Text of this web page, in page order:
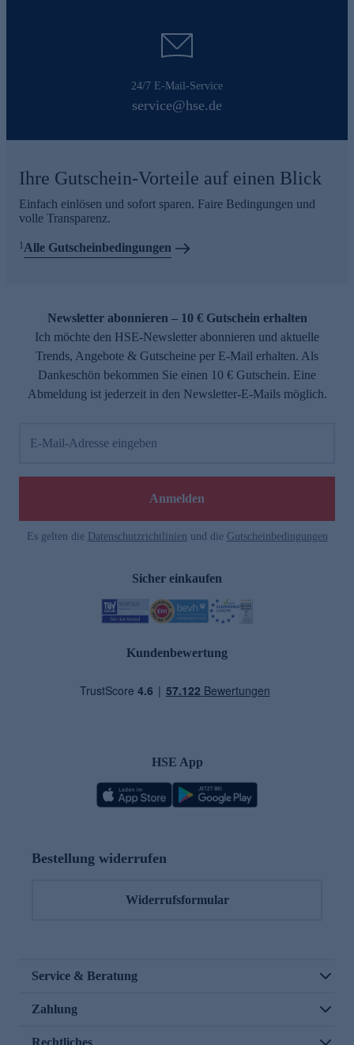
24/7 E-Mail-Service
service@hse.de
Ihre Gutschein-Vorteile auf einen Blick
Einfach einlösen und sofort sparen. Faire Bedingungen und
volle Transparenz.
1 Alle Gutscheinbedingungen
Newsletter abonnieren – 10 € Gutschein erhalten
Ich möchte den HSE-Newsletter abonnieren und aktuelle
Trends, Angebote & Gutscheine per E-Mail erhalten. Als
Dankeschön bekommen Sie einen 10 € Gutschein. Eine
Abmeldung ist jederzeit in den Newsletter-E-Mails möglich.
E-Mail-Adresse eingeben
Anmelden
Es gelten die Datenschutzrichtlinien und die Gutscheinbedingungen
Sicher einkaufen
Kundenbewertung
HSE App
Bestellung widerrufen
Widerrufsformular
Service & Beratung
Zahlung